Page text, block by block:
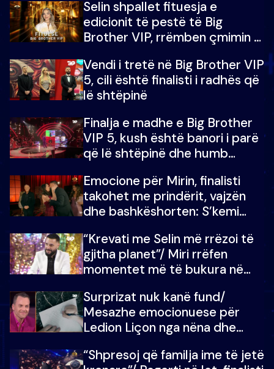
Selin shpallet fituesja e
edicionit të pestë të Big
Brother VIP, rrëmben çmimin e
Vendi i tretë në Big Brother VIP
5, cili është finalisti i radhës që
lë shtëpinë
Finalja e madhe e Big Brother
VIP 5, kush është banori i parë
që lë shtëpinë dhe humb
çmimin e madh
Emocione për Mirin, finalisti
takohet me prindërit, vajzën
dhe bashkëshorten: S’kemi
“Krevati me Selin më rrëzoi të
gjitha planet”/ Miri rrëfen
momentet më të bukura në
mungojë zilja e mëngjesit kur…
Surprizat nuk kanë fund/
Mesazhe emocionuese për
Ledion Liçon nga nëna dhe
mban dot lotët: Nuk meritoj…
“Shpresoj që familja ime të jetë